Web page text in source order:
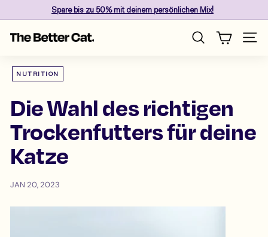
to
content
Pause
Sparebis zu 50%mit deinem persönlichen Mix!
T
e
B
e
t
t
e
r
C
a
Search Site
NUTRITION
Die Wahl des richtigen
Trockenfutters für deine
Katze
JAN 20, 2023